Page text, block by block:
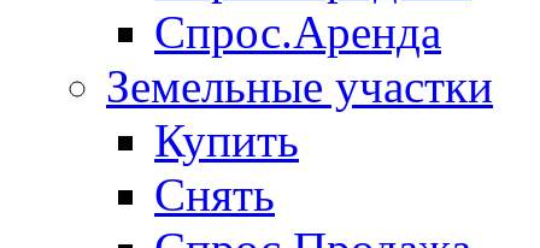
Спрос.Аренда
Земельные участки
Купить
Снять